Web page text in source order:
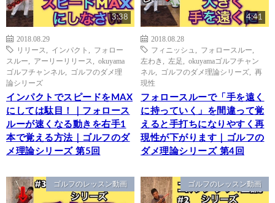
3:38
2018.08.29
リリース
インパクト
フォロー
スルー
アーリーリリース
okuyama
ゴルフチャンネル
ゴルフのダメ理
論シリーズ
インパクトでスピードをMAX
にしては駄目！｜フォロース
ルーが速くなる動きを右手1
本で覚える方法｜ゴルフのダ
メ理論シリーズ 第5回
4:41
2018.08.28
フィニッシュ
フォロースルー
左わき
左足
okuyamaゴルフチャン
ネル
ゴルフのダメ理論シリーズ
再
現性
フォロースルーで「手を遠く
に持っていく」を間違って覚
えると手打ちになりやすく再
現性が下がります｜ゴルフの
ダメ理論シリーズ 第4回
ゴルフのレッスン動画 ゴルフのレッスン動画